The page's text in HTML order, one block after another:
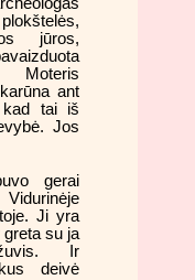
jūros,
Moteris
ant
kad tai iš
Jos
gerai
Ji yra
su ja
Ir
deivė